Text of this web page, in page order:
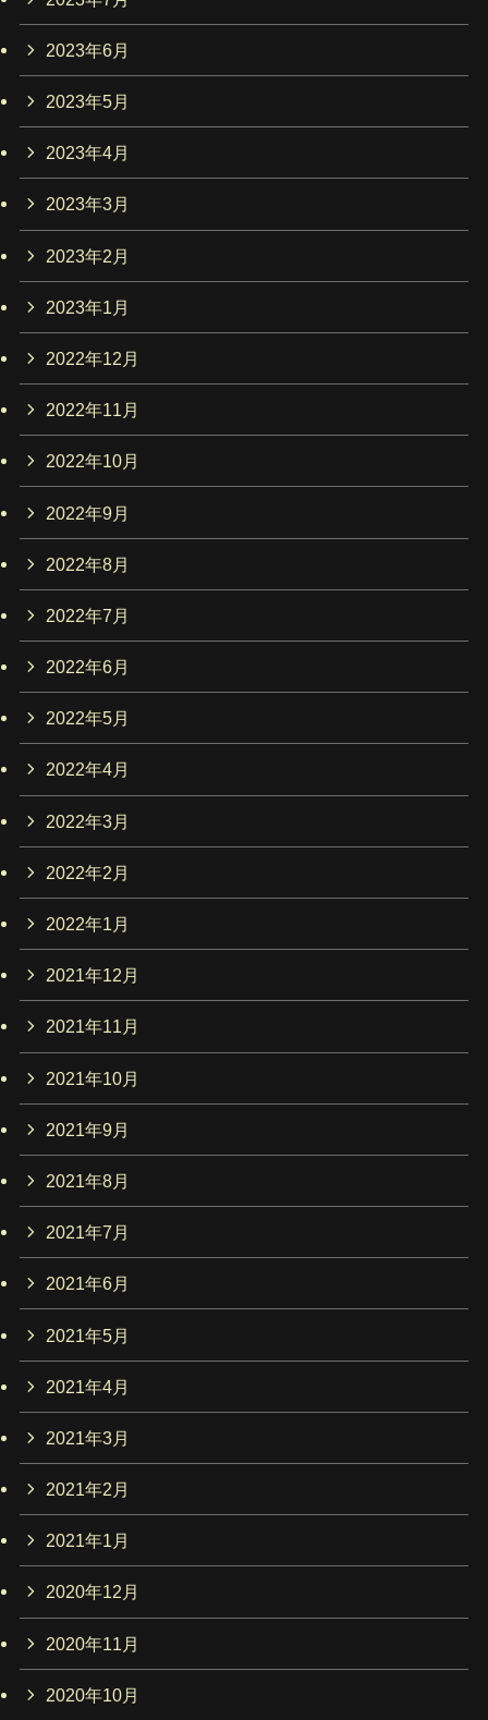
2023年6月
2023年5月
2023年4月
2023年3月
2023年2月
2023年1月
2022年12月
2022年11月
2022年10月
2022年9月
2022年8月
2022年7月
2022年6月
2022年5月
2022年4月
2022年3月
2022年2月
2022年1月
2021年12月
2021年11月
2021年10月
2021年9月
2021年8月
2021年7月
2021年6月
2021年5月
2021年4月
2021年3月
2021年2月
2021年1月
2020年12月
2020年11月
2020年10月